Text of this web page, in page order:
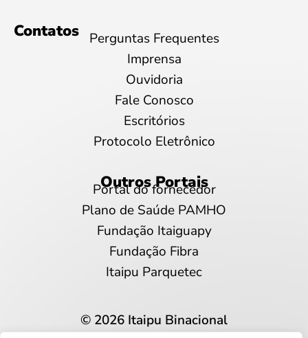
Contatos
Perguntas Frequentes
Imprensa
Ouvidoria
Fale Conosco
Escritórios
Protocolo Eletrônico
Outros Portais
Portal do fornecedor
Plano de Saúde PAMHO
Fundação Itaiguapy
Fundação Fibra
Itaipu Parquetec
© 2026 Itaipu Binacional